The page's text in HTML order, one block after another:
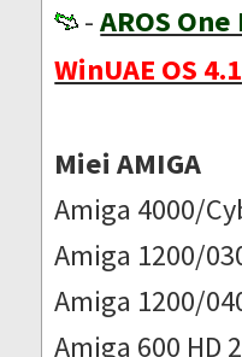
-AROS
WinUAE OS 4.1
Miei AMIGA
Amiga 4000/
Amiga 1200/
Amiga 1200/
Amiga 600 HD